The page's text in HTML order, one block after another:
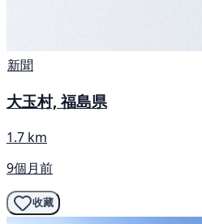
新聞
大玉村, 福島県
1.7 km
9個月前
收藏